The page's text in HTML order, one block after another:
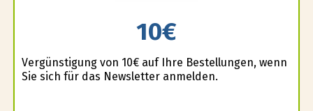
10€
Vergünstigung von 10€ auf Ihre Bestellungen, wenn
Sie sich für das Newsletter anmelden.